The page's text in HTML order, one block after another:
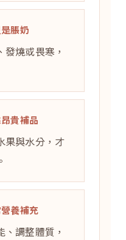
脹奶
燒或畏寒，
貴補品
果與水分，才
養補充
調整體質，